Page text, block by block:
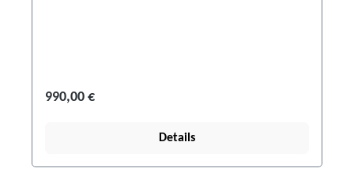
990,00 €
Details